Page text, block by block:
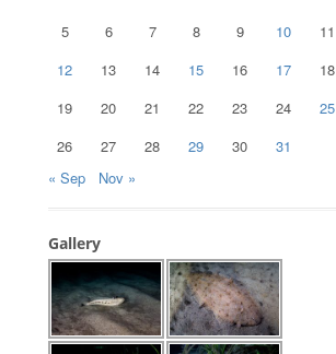
5
6 7 8 9 10
11
12
13 14 15 16 17
18
19
20 21 22 23 24
25
26
27 28 29 30
31
« Sep
Nov »
Gallery